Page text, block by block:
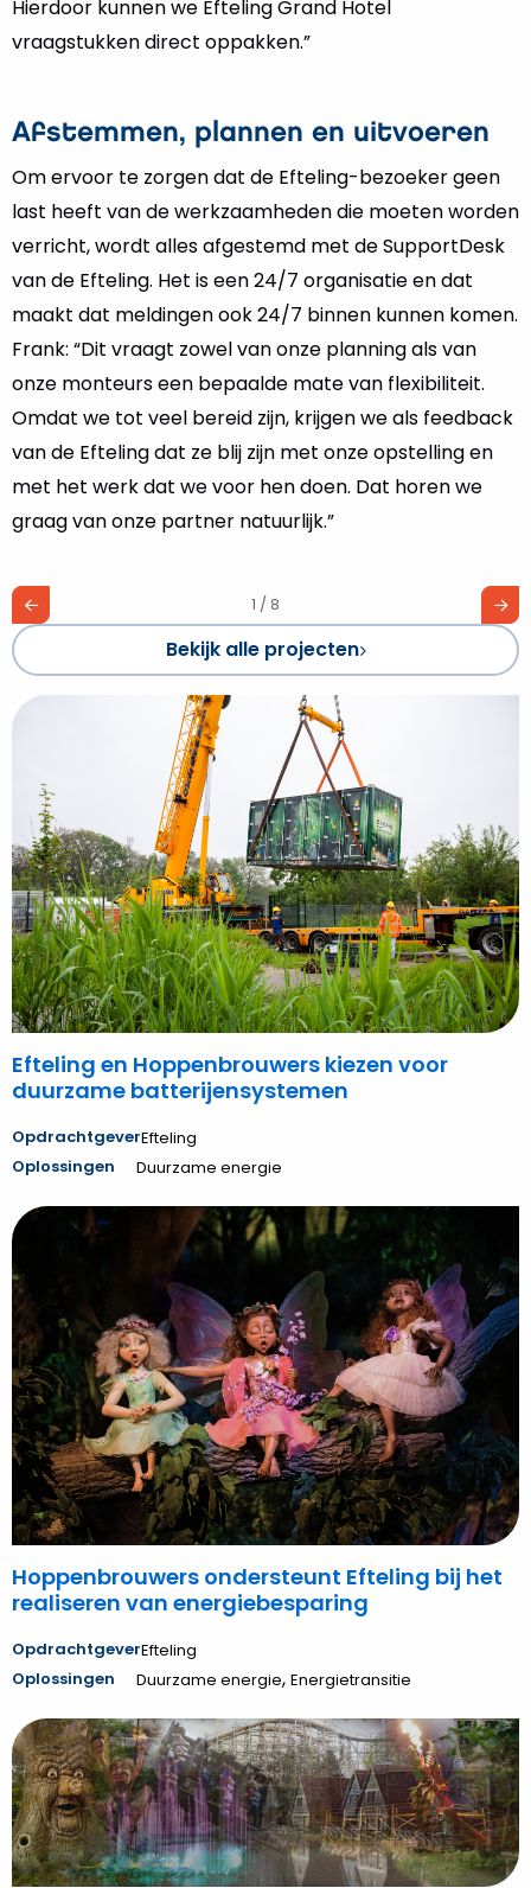
Hierdoor kunnen we Efteling Grand Hotel
vraagstukken direct oppakken.”
Afstemmen, plannen en uitvoeren
Om ervoor te zorgen dat de Efteling-bezoeker geen
last heeft van de werkzaamheden die moeten worden
verricht, wordt alles afgestemd met de SupportDesk
van de Efteling. Het is een 24/7 organisatie en dat
maakt dat meldingen ook 24/7 binnen kunnen komen.
Frank: “Dit vraagt zowel van onze planning als van
onze monteurs een bepaalde mate van flexibiliteit.
Omdat we tot veel bereid zijn, krijgen we als feedback
van de Efteling dat ze blij zijn met onze opstelling en
met het werk dat we voor hen doen. Dat horen we
graag van onze partner natuurlijk.”
1 / 8
Bekijk alle projecten
Bekijk
Hoppenbrouwers
kiezen
voor
duurzame
batterijensystemen
Efteling en Hoppenbrouwers kiezen voor
duurzame batterijensystemen
OpdrachtgeverEfteling
Oplossingen
Duurzame energie
Bekijk
Hoppenbrouwers
ondersteunt
Efteling
bij
het
realiseren
van
energiebesparing
Hoppenbrouwers ondersteunt Efteling bij het
realiseren van energiebesparing
OpdrachtgeverEfteling
Oplossingen
Duurzame energie, Energietransitie
Bekijk
Jarenlange
samenwerking
met
de
Efteling